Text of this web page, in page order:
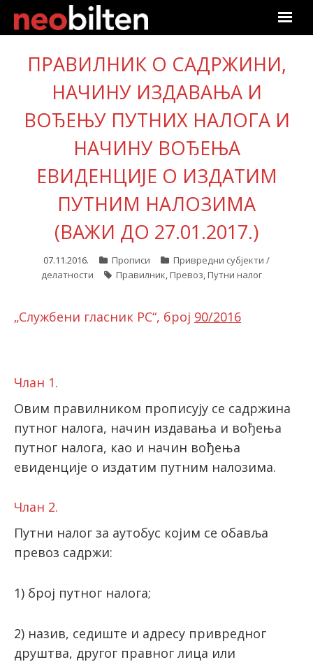
Почетна
Претрага
Актуелно
Подаци
Линкови
О нама
Претплата
ПРАВИЛНИК О САДРЖИНИ,
НАЧИНУ ИЗДАВАЊА И
ВОЂЕЊУ ПУТНИХ НАЛОГА И
НАЧИНУ ВОЂЕЊА
ЕВИДЕНЦИЈЕ О ИЗДАТИМ
ПУТНИМ НАЛОЗИМА
(ВАЖИ ДО 27.01.2017.)
07.11.2016. Прописи
Привредни субјекти /
делатности
Правилник, Превоз, Путни налог
„Службени гласник РС“, број 90/2016
Члан 1.
Овим правилником прописују се садржина
путног налога, начин издавања и вођења
путног налога, као и начин вођења
евиденције о издатим путним налозима.
Члан 2.
Путни налог за аутобус којим се обавља
превоз садржи:
1) број путног налога;
2) назив, седиште и адресу привредног
друштва, другог правног лица или